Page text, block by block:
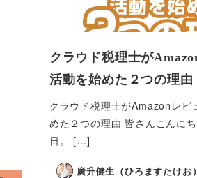
クラウド税理士が
活動を始めた２つの理由
クラウド税理士がAmazonレビ
めた２つの理由 皆さんこんに
日。 […]
廣升健生（ひろますたけお）